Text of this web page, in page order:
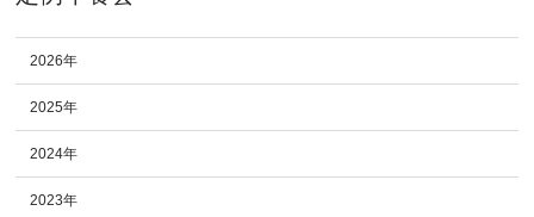
2026年
2025年
2024年
2023年